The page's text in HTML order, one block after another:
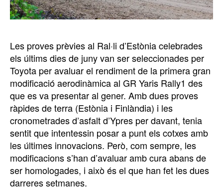
Les proves prèvies al Ral·li d’Estònia celebrades
els últims dies de juny van ser seleccionades per
Toyota per avaluar el rendiment de la primera gran
modificació aerodinàmica al GR Yaris Rally1 des
que es va presentar al gener. Amb dues proves
ràpides de terra (Estònia i Finlàndia) i les
cronometrades d’asfalt d’Ypres per davant, tenia
sentit que intentessin posar a punt els cotxes amb
les últimes innovacions. Però, com sempre, les
modificacions s’han d’avaluar amb cura abans de
ser homologades, i això és el que han fet les dues
darreres setmanes.